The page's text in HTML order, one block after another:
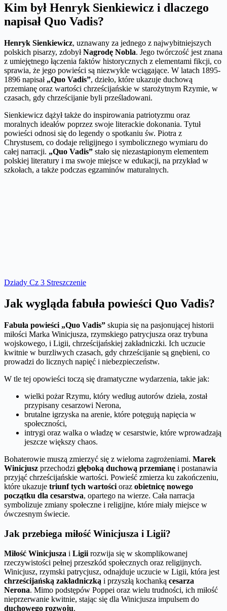
Kim był Henryk Sienkiewicz i dlaczego
napisał Quo Vadis?
Henryk Sienkiewicz, uznawany za jednego z najwybitniejszych
polskich pisarzy, zdobyłNagrodę Nobla. Jego twórczość jest znana
z umiejętnego łączenia faktów historycznych z elementami fikcji, co
sprawia, że jego powieści są niezwykle wciągające. W latach 1895-
1896 napisał „Quo Vadis”, dzieło, które ukazuje duchową
przemianę oraz wartości chrześcijańskie w starożytnym Rzymie, w
czasach, gdy chrześcijanie byli prześladowani.
Sienkiewicz dążył także do inspirowania patriotyzmu oraz
moralnych ideałów poprzez swoje literackie dokonania. Tytuł
powieści odnosi się do legendy o spotkaniu św. Piotra z
Chrystusem, co dodaje religijnego i symbolicznego wymiaru do
całej narracji. „Quo Vadis” stało się niezastąpionym elementem
polskiej literatury i ma swoje miejsce w edukacji, na przykład w
szkołach, a także podczas egzaminów maturalnych.
Dziady Cz 3 Streszczenie
Jak wygląda fabuła powieści Quo Vadis?
Fabuła powieści „Quo Vadis” skupia się na pasjonującej historii
miłości Marka Winicjusza, rzymskiego patrycjusza oraz trybuna
wojskowego, i Ligii, chrześcijańskiej zakładniczki. Ich uczucie
kwitnie w burzliwych czasach, gdy chrześcijanie są gnębieni, co
prowadzi do licznych napięć i niebezpieczeństw.
W tle tej opowieści toczą się dramatyczne wydarzenia, takie jak:
wielki pożar Rzymu, który według autorów dzieła, został
przypisany cesarzowi Nerona,
brutalne igrzyska na arenie, które potęgują napięcia w
społeczności,
intrygi oraz walka o władzę w cesarstwie, które wprowadzają
jeszcze większy chaos.
Bohaterowie muszą zmierzyć się z wieloma zagrożeniami. Marek
Winicjusz przechodzi głęboką duchową przemianę i postanawia
przyjąć chrześcijańskie wartości. Powieść zmierza ku zakończeniu,
które ukazuje triunf tych wartości oraz obietnicę nowego
początku dla cesarstwa, opartego na wierze. Cała narracja
symbolizuje zmiany społeczne i religijne, które miały miejsce w
ówczesnym świecie.
Jak przebiega miłość Winicjusza i Ligii?
Miłość Winicjusza i Ligii rozwija się w skomplikowanej
rzeczywistości pełnej przeszkód społecznych oraz religijnych.
Winicjusz, rzymski patrycjusz, odnajduje uczucie w Ligii, która jest
chrześcijańską zakładniczką i przyszłą kochanką cesarza
Nerona. Mimo podstępów Poppei oraz wielu trudności, ich miłość
nieprzerwanie kwitnie, stając się dla Winicjusza impulsem do
duchowego rozwoju.